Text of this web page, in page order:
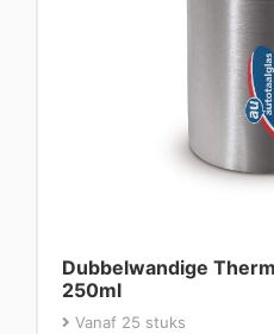
Dubbelwandige
250ml
Vanaf 25 stuks